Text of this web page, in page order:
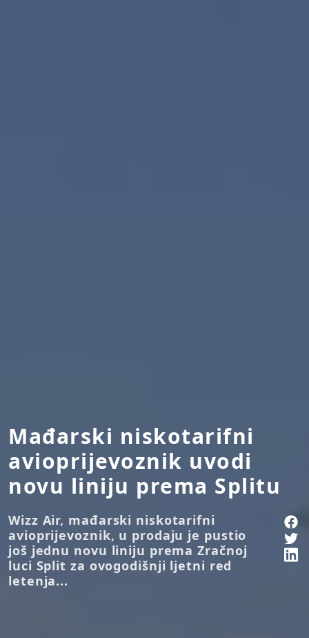
Mađarski niskotarifni
avioprijevoznik uvodi
novu liniju prema Splitu
Wizz Air, mađarski niskotarifni
avioprijevoznik, u prodaju je pustio
još jednu novu liniju prema Zračnoj
luci Split za ovogodišnji ljetni red
letenja...